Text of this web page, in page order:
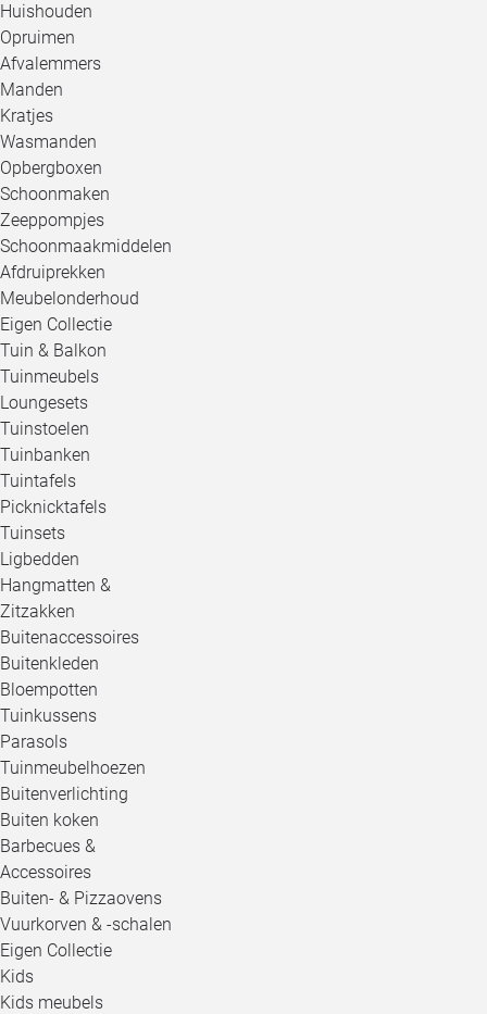
Huishouden
Opruimen
Afvalemmers
Manden
Kratjes
Wasmanden
Opbergboxen
Schoonmaken
Zeeppompjes
Schoonmaakmiddelen
Afdruiprekken
Meubelonderhoud
Eigen Collectie
Tuin & Balkon
Tuinmeubels
Loungesets
Tuinstoelen
Tuinbanken
Tuintafels
Picknicktafels
Tuinsets
Ligbedden
Hangmatten &
Zitzakken
Buitenaccessoires
Buitenkleden
Bloempotten
Tuinkussens
Parasols
Tuinmeubelhoezen
Buitenverlichting
Buiten koken
Barbecues &
Accessoires
Buiten- & Pizzaovens
Vuurkorven & -schalen
Eigen Collectie
Kids
Kids meubels